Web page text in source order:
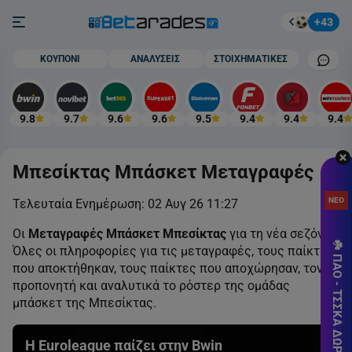
Burger button Στοίχημα +43
Mobile
ΚΟΥΠΟΝΙ ΑΝΑΛΥΣΕΙΣ ΣΤΟΙΧΗΜΑΤΙΚΕΣ
9.8 9.7 9.6 9.6 9.5 9.4 9.4 9.4
Μπεσίκτας Μπάσκετ Μεταγραφές
Τελευταία Ενημέρωση: 02 Αυγ 26 11:27
Οι Μεταγραφές Μπάσκετ Μπεσίκτας για τη νέα σεζόν.
Όλες οι πληροφορίες για τις μεταγραφές, τους παίκτες
που αποκτήθηκαν, τους παίκτες που αποχώρησαν, τον
προπονητή και αναλυτικά το ρόστερ της ομάδας
μπάσκετ της Μπεσίκτας.
Η Euroleague παίζει στην Bwin
ΝΕΟ
☘️ ΠΑΟ - ΤΣΣΚΑ ΔΩΡΕΑΝ* 🎁